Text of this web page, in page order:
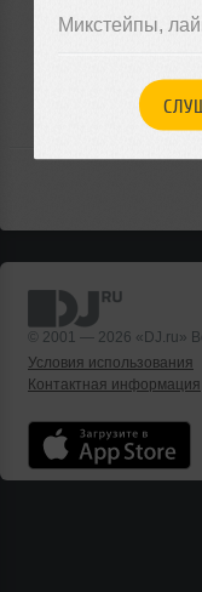
Микстейпы,
© 2001 — 2026 «DJ.ru»
Условия использования
Контактная информация